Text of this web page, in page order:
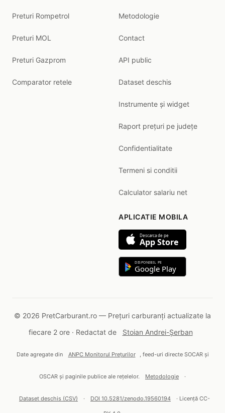
Preturi Rompetrol
Preturi MOL
Preturi Gazprom
Comparator retele
Metodologie
Contact
API public
Dataset deschis
Instrumente și widget
Raport prețuri pe județe
Confidentialitate
Termeni si conditii
Calculator salariu net
APLICATIE MOBILA
Descarca de pe
App Store
DISPONIBIL PE
Google Play
© 2026 PretCarburant.ro — Prețuri carburanți actualizate la
fiecare 2 ore · Redactat de
Stoian Andrei-Șerban
Date agregate din ANPC Monitorul Prețurilor , feed-uri directe SOCAR și
OSCAR și paginile publice ale rețelelor. Metodologie ·
Dataset deschis (CSV) · DOI 10.5281/zenodo.19560194 · Licență CC-